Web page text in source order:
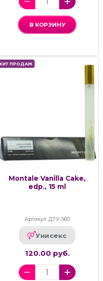
В КОРЗИНУ
ПРОДАЖ
Montale Vanilla Cake,
edp., 15 ml
Артикул: ДТУ-560
Унисекс
120.00 руб.